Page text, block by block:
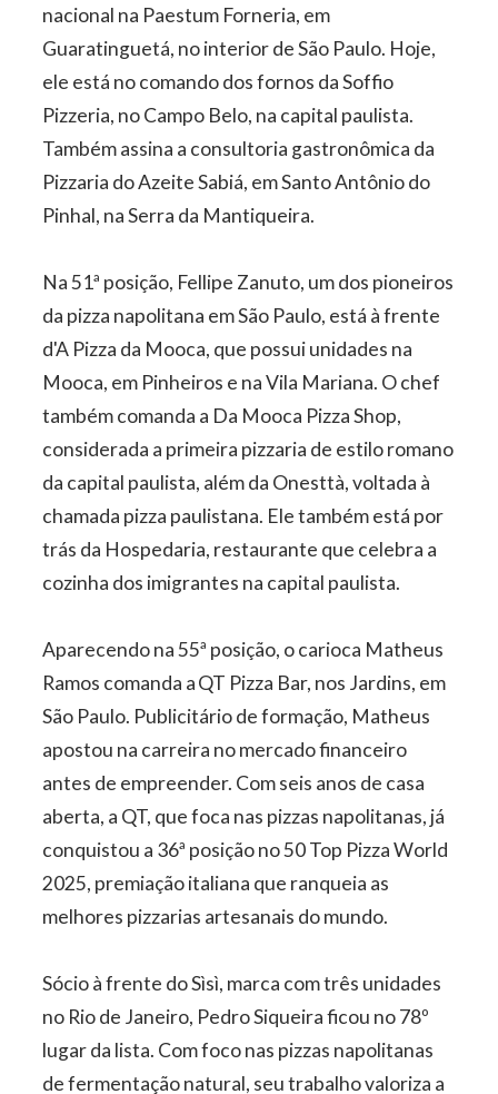
nacional na Paestum Forneria, em
Guaratinguetá, no interior de São Paulo. Hoje,
ele está no comando dos fornos da Soffio
Pizzeria, no Campo Belo, na capital paulista.
Também assina a consultoria gastronômica da
Pizzaria do Azeite Sabiá, em Santo Antônio do
Pinhal, na Serra da Mantiqueira.
Na 51ª posição, Fellipe Zanuto, um dos pioneiros
da pizza napolitana em São Paulo, está à frente
d'A Pizza da Mooca, que possui unidades na
Mooca, em Pinheiros e na Vila Mariana. O chef
também comanda a Da Mooca Pizza Shop,
considerada a primeira pizzaria de estilo romano
da capital paulista, além da Onesttà, voltada à
chamada pizza paulistana. Ele também está por
trás da Hospedaria, restaurante que celebra a
cozinha dos imigrantes na capital paulista.
Aparecendo na 55ª posição, o carioca Matheus
Ramos comanda a QT Pizza Bar, nos Jardins, em
São Paulo. Publicitário de formação, Matheus
apostou na carreira no mercado financeiro
antes de empreender. Com seis anos de casa
aberta, a QT, que foca nas pizzas napolitanas, já
conquistou a 36ª posição no 50 Top Pizza World
2025, premiação italiana que ranqueia as
melhores pizzarias artesanais do mundo.
Sócio à frente do Sìsì, marca com três unidades
no Rio de Janeiro, Pedro Siqueira ficou no 78º
lugar da lista. Com foco nas pizzas napolitanas
de fermentação natural, seu trabalho valoriza a